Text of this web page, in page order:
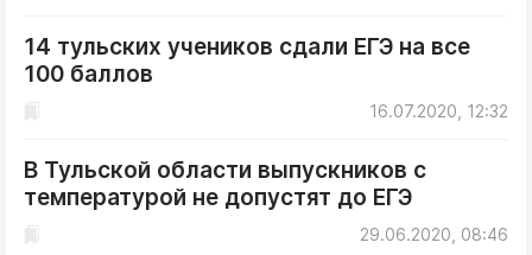
14 тульских учеников сдали ЕГЭ на все
100 баллов
16.07.2020, 12:32
В Тульской области выпускников с
температурой не допустят до ЕГЭ
29.06.2020, 08:46